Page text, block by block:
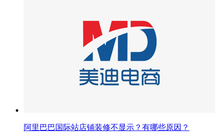
阿里巴巴国际站店铺装修不显示？有哪些原因？